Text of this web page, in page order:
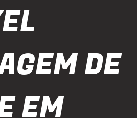
DE
EM